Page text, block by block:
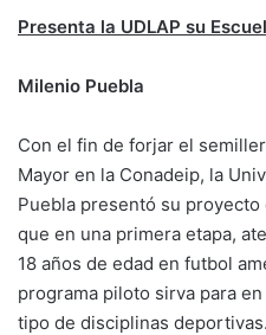
Presenta la UDLAP su
Milenio Puebla
Con el fin de forjar el
Mayor en la Conadeip, la
Puebla presentó su
que en una primera etapa,
18 años de edad en futbol
programa piloto sirva para
tipo de disciplinas deportivas.